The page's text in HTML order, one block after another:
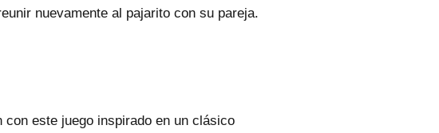
nuevamente al pajarito con su pareja.
este juego inspirado en un clásico